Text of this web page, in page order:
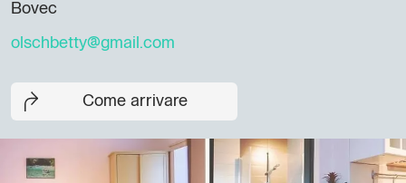
Bovec
olschbetty@gmail.com
Come arrivare